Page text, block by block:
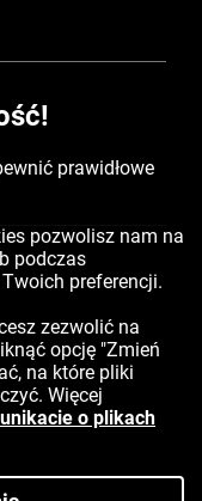
prawidłowe
pozwolisz nam na
podczas
preferencji.
zezwolić na
opcję "Zmień
na które pliki
Więcej
o plikach